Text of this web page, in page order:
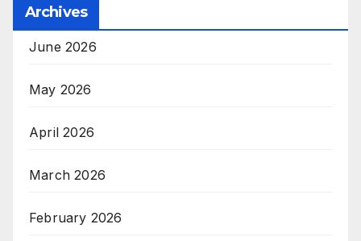
Archives
June 2026
May 2026
April 2026
March 2026
February 2026